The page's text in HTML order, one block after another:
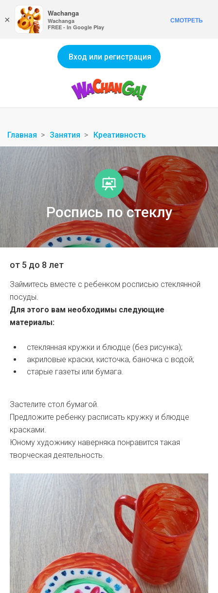
Вход или регистрация
Главная Занятия Креативность
Роспись по стеклу
от 5 до 8 лет
Займитесь вместе с ребенком росписью стеклянной
посуды.
Для этого вам необходимы следующие
материалы:
стеклянная кружки и блюдце (без рисунка);
акриловые краски, кисточка, баночка с водой;
старые газеты или бумага.
Застелите стол бумагой.
Предложите ребенку расписать кружку и блюдце
красками.
Юному художнику наверняка понравится такая
творческая деятельность.
×
Wachanga
Wachanga
FREE - In Google Play
СМОТРЕТЬ